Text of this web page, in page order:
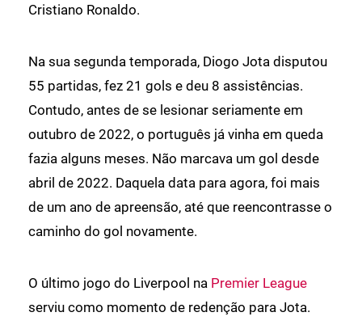
Cristiano Ronaldo.
Na sua segunda temporada, Diogo Jota disputou
55 partidas, fez 21 gols e deu 8 assistências.
Contudo, antes de se lesionar seriamente em
outubro de 2022, o português já vinha em queda
fazia alguns meses. Não marcava um gol desde
abril de 2022. Daquela data para agora, foi mais
de um ano de apreensão, até que reencontrasse o
caminho do gol novamente.
O último jogo do Liverpool na Premier League
serviu como momento de redenção para Jota.